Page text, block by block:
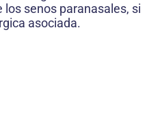
senos paranasales, si
asociada.